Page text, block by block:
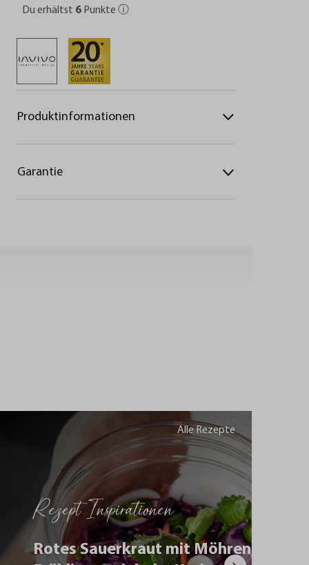
Du erhältst 6 Punkte ⓘ
Produktinformationen
Garantie
Rezept Inspirationen
Rotes Sauerkraut mit Möhren,
Alle Rezepte